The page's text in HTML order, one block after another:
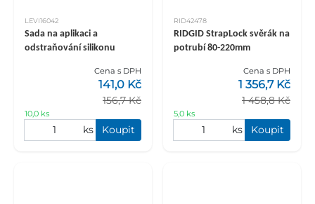
LEVI16042
Sada na aplikaci a
odstraňování silikonu
Cena s DPH
156,7 Kč
141,0 Kč
10,0 ks
ks Koupit
RID42478
RIDGID StrapLock svěrák na
potrubí 80-220mm
Cena s DPH
1 458,8 Kč
1 356,7 Kč
5,0 ks
ks Koupit